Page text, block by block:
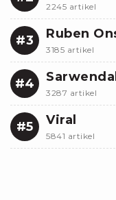
2245 artikel
#3 Ruben
3185 artikel
#4
3287 artikel
#5 Viral
5841 artikel